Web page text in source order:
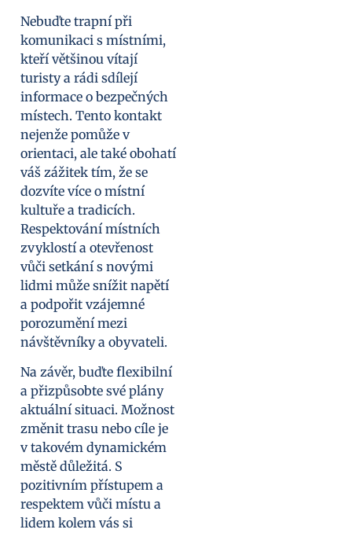
Nebuďte trapní při
komunikaci s místními,
kteří většinou vítají
turisty a rádi sdílejí
informace o bezpečných
místech. Tento kontakt
nejenže pomůže v
orientaci, ale také obohatí
váš zážitek tím, že se
dozvíte více o místní
kultuře a tradicích.
Respektování místních
zvyklostí a otevřenost
vůči setkání s novými
lidmi může snížit napětí
a podpořit vzájemné
porozumění mezi
návštěvníky a obyvateli.
Na závěr, buďte flexibilní
a přizpůsobte své plány
aktuální situaci. Možnost
změnit trasu nebo cíle je
v takovém dynamickém
městě důležitá. S
pozitivním přístupem a
respektem vůči místu a
lidem kolem vás si